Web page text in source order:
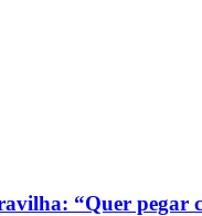
“Quer pegar